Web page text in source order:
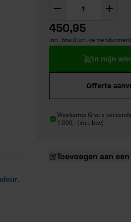
,
450,95
incl. btw (Excl. verzendkosten)
In mijn
Offerte
Weekamp: Gratis
1.000,- (incl. btw)
Toevoegen aan